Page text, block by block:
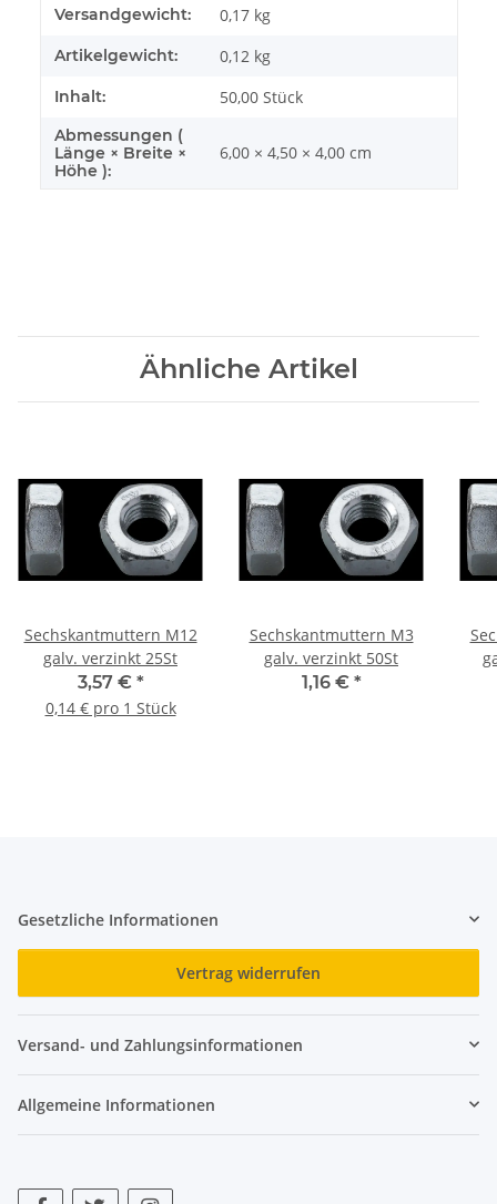
Produkteigenschaft
Wert
Versandgewicht: 0,17 kg
Artikelgewicht: 0,12 kg
Inhalt: 50,00 Stück
Abmessungen (
Länge × Breite ×
Höhe ):
6,00 × 4,50 × 4,00 cm
Ähnliche Artikel
Sechskantmuttern M12
galv. verzinkt 25St
3,57 € *
0,14 € pro 1 Stück
Sechskantmuttern M3
galv. verzinkt 50St
1,16 € *
Gesetzliche Informationen
Vertrag widerrufen
Versand- und Zahlungsinformationen
Allgemeine Informationen